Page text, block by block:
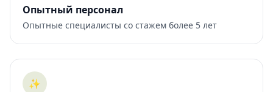
Опытный персонал
Опытные специалисты со стажем более 5 лет
✨